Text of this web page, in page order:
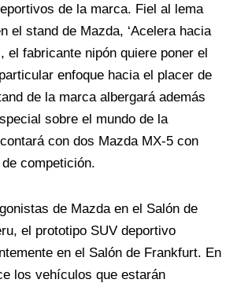
de la marca. Fiel al lema
el stand de Mazda, ‘Acelera hacia
el fabricante nipón quiere poner el
enfoque hacia el placer de
de la marca albergará además
sobre el mundo de la
con dos Mazda MX-5 con
competición.
de Mazda en el Salón de
el prototipo SUV deportivo
en el Salón de Frankfurt. En
los vehículos que estarán